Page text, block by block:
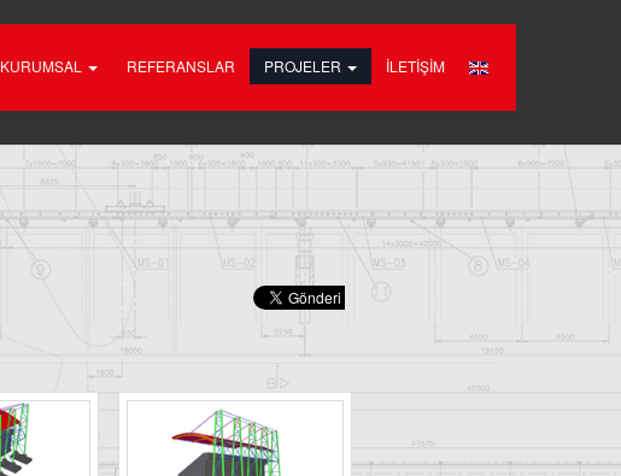
KURUMSAL REFERANSLAR PROJELER İLETİŞİM